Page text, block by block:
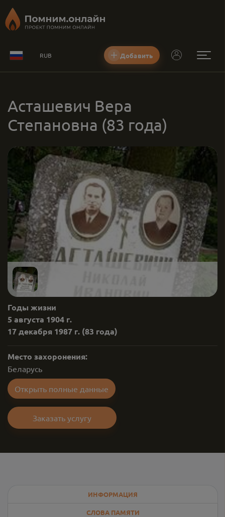
RUB Добавить
Асташевич Вера
Степановна (83 года)
Годы жизни
5 августа 1904 г.
17 декабря 1987 г. (83 года)
Место захоронения:
Беларусь
Открыть полные данные
Заказать услугу
ИНФОРМАЦИЯ
СЛОВА ПАМЯТИ